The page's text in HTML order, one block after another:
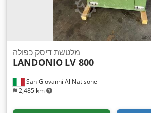
San Giovanni Al Natisone
2,485 km
מלטשת דיסק כפולה
LANDONIO LV 800